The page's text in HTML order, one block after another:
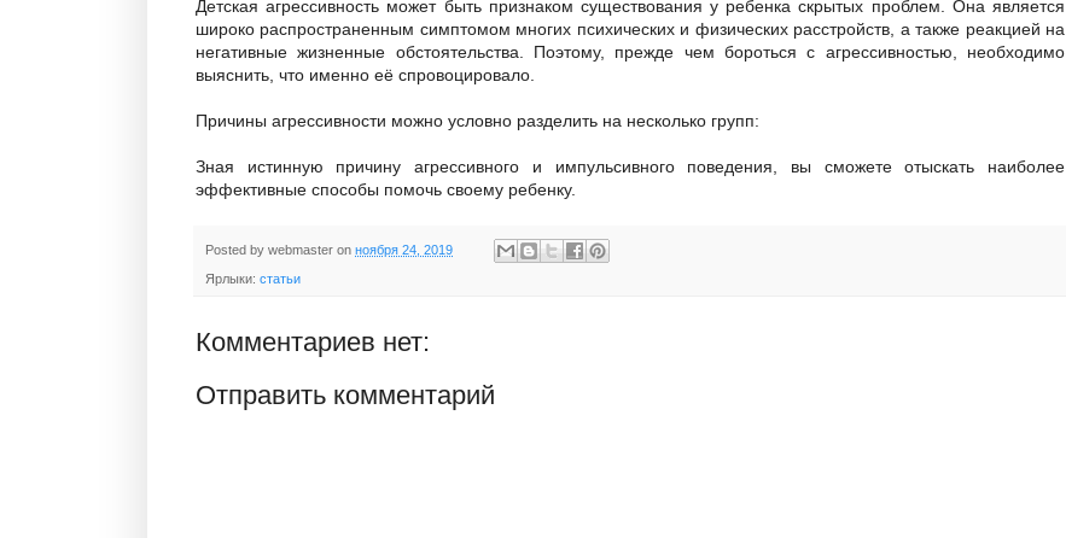
Детская агрессивность может быть признаком существования у ребенка скрытых проблем. Она является
широко распространенным симптомом многих психических и физических расстройств, а также реакцией на
негативные жизненные обстоятельства. Поэтому, прежде чем бороться с агрессивностью, необходимо
выяснить, что именно её спровоцировало.
Причины агрессивности можно условно разделить на несколько групп:
Зная истинную причину агрессивного и импульсивного поведения, вы сможете отыскать наиболее
эффективные способы помочь своему ребенку.
Posted by webmaster on ноября 24, 2019
Ярлыки: статьи
Комментариев нет:
Отправить комментарий